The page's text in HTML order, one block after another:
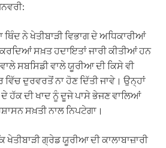
ਥਿੰਦ ਨੇ ਖੇਤੀਬਾੜੀ ਵਿਭਾਗ ਦੇ ਅਧਿਕਾਰੀਆਂ
ਸਖ਼ਤ ਹਦਾਇਤਾਂ ਜਾਰੀ ਕੀਤੀਆਂ ਹਨ
ਸਬਸਿਡੀ ਵਾਲੇ ਯੂਰੀਆ ਦੀ ਕਿਸੇ ਵੀ
ਦੁਰਵਰਤੋਂ ਨਾ ਹੋਣ ਦਿੱਤੀ ਜਾਵੇ। ਉਨ੍ਹਾਂ
ਦੇ ਹੱਕ ਦੀ ਖਾਦ ਨੂੰ ਦੂਜੇ ਪਾਸੇ ਭੇਜਣ ਵਾਲਿਆਂ
ਸਖ਼ਤੀ ਨਾਲ ਨਿਪਟੇਗਾ।
ਖੇਤੀਬਾੜੀ ਗ੍ਰੇਡ ਯੂਰੀਆ ਦੀ ਕਾਲਾਬਾਜ਼ਾਰੀ